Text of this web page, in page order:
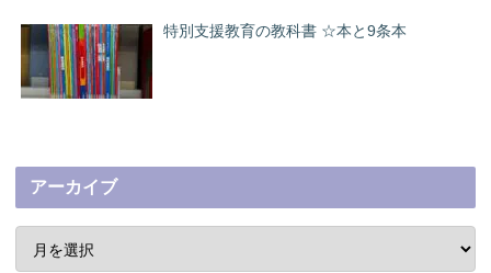
特別支援教育の教科書 ☆本と9条本
アーカイブ